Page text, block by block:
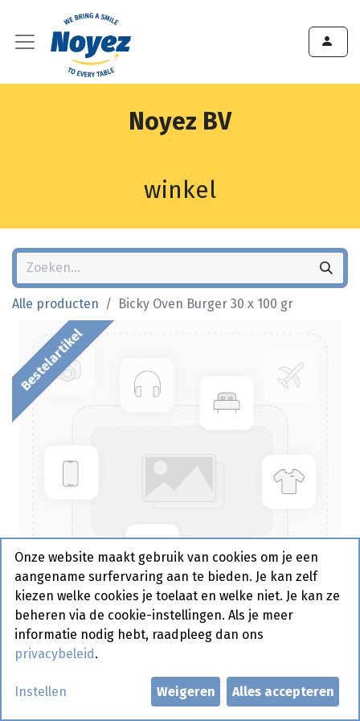
Noyez BV
winkel
Alle producten Bicky Oven Burger 30 x 100 gr
Bestelartikel
Bicky Oven Burger 30 x 100 gr
Bestelartikel
Onze website maakt gebruik van cookies om je een
aangename surfervaring aan te bieden. Je kan zelf
kiezen welke cookies je toelaat en welke niet. Je kan ze
beheren via de cookie-instellingen. Als je meer
informatie nodig hebt, raadpleeg dan ons
privacybeleid .
Instellen Weigeren Alles accepteren